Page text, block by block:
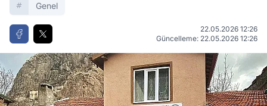
Genel
22.05.2026 12:26
Güncelleme: 22.05.2026 12:26